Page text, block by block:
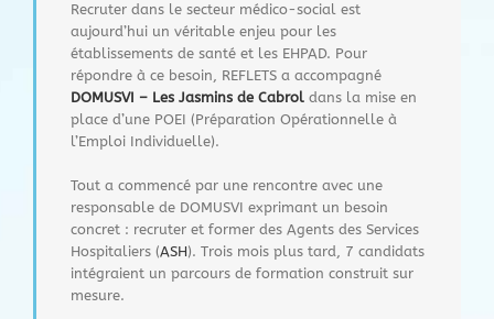
Recruter dans le secteur médico-social est
aujourd’hui un véritable enjeu pour les
établissements de santé et les EHPAD. Pour
répondre à ce besoin, REFLETS a accompagné
DOMUSVI – Les Jasmins de Cabrol dans la mise en
place d’une POEI (Préparation Opérationnelle à
l’Emploi Individuelle).
Tout a commencé par une rencontre avec une
responsable de DOMUSVI exprimant un besoin
concret : recruter et former des Agents des Services
Hospitaliers (ASH). Trois mois plus tard, 7 candidats
intégraient un parcours de formation construit sur
mesure.